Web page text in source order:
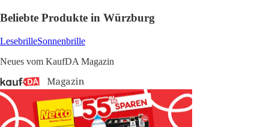
Beliebte Produkte in Würzburg
LesebrilleSonnenbrille
Neues vom KaufDA Magazin